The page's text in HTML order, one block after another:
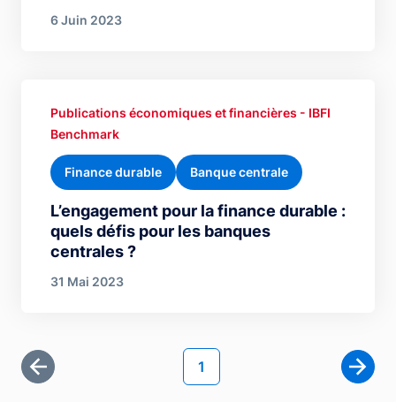
6 Juin 2023
L’engagement pour la finance durable :
quels défis pour les banques
centrales ?
Publications économiques et financières - IBFI
Benchmark
Finance durable Banque centrale
31 Mai 2023
Première page
Page courante
1
Page